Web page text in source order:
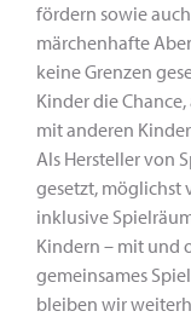
fördern sowie
märchenhafte
keine Grenzen
Kinder die
mit anderen
Als Hersteller von
gesetzt, möglichst
inklusive
Kindern – mit und
gemeinsames
bleiben wir